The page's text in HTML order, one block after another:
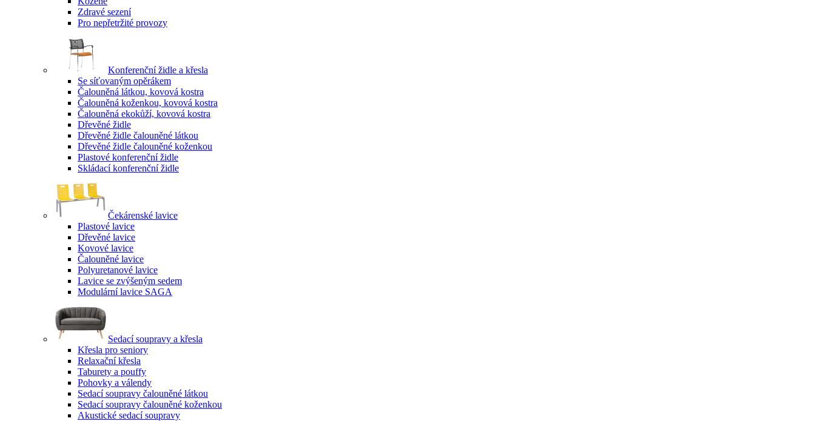
Zdravé sezení
Pro nepřetržité provozy
Konferenční židle a křesla
Se síťovaným opěrákem
Čalouněná látkou, kovová kostra
Čalouněná koženkou, kovová kostra
Čalouněná ekokůží, kovová kostra
Dřevěné židle
Dřevěné židle čalouněné látkou
Dřevěné židle čalouněné koženkou
Plastové konferenční židle
Skládací konferenční židle
Čekárenské lavice
Plastové lavice
Dřevěné lavice
Kovové lavice
Čalouněné lavice
Polyuretanové lavice
Lavice se zvýšeným sedem
Modulární lavice SAGA
Sedací soupravy a křesla
Křesla pro seniory
Relaxační křesla
Taburety a pouffy
Pohovky a válendy
Sedací soupravy čalouněné látkou
Sedací soupravy čalouněné koženkou
Akustické sedací soupravy